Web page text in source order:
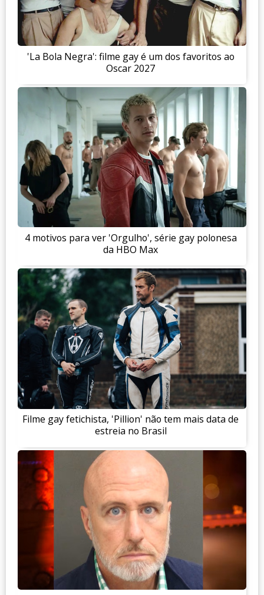
'La Bola Negra': filme gay é um dos favoritos ao
Oscar 2027
4 motivos para ver 'Orgulho', série gay polonesa
da HBO Max
Filme gay fetichista, 'Pillion' não tem mais data de
estreia no Brasil